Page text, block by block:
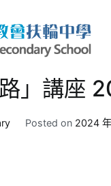
路」講座
Posted on 2024